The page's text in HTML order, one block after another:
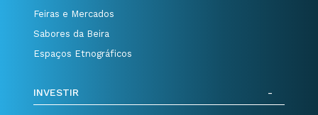
Feiras e Mercados
Sabores da Beira
Espaços Etnográficos
INVESTIR